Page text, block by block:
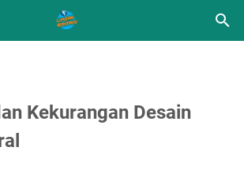
Kekurangan Desain